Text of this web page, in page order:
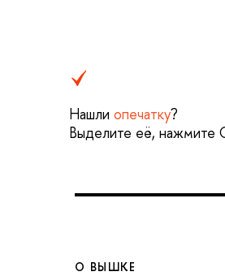
Нашли опечатку?
Выделите её, нажмите
О ВЫШКЕ